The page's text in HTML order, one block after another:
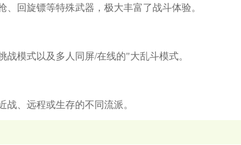
回旋镖等特殊武器，极大丰富了战斗体验。
模式以及多人同屏/在线的"大乱斗模式。
、远程或生存的不同流派。